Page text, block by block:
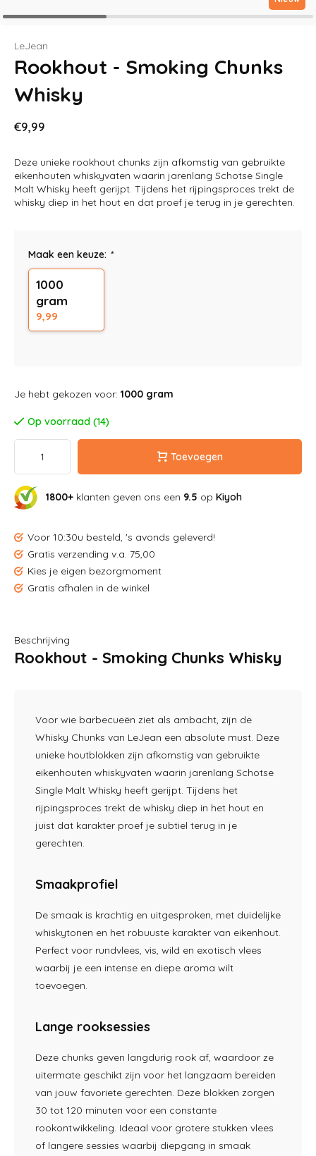
LeJean
Rookhout - Smoking Chunks
Whisky
€9,99
Deze unieke rookhout chunks zijn afkomstig van gebruikte
eikenhouten whiskyvaten waarin jarenlang Schotse Single
Malt Whisky heeft gerijpt. Tijdens het rijpingsproces trekt de
whisky diep in het hout en dat proef je terug in je gerechten.
Maak een keuze: *
1000
gram
9,99
Je hebt gekozen voor: 1000 gram
Op voorraad (14)
Toevoegen
1800+ klanten geven ons een 9.5 op Kiyoh
Voor 10:30u besteld, 's avonds geleverd!
Gratis verzending v.a. 75,00
Kies je eigen bezorgmoment
Gratis afhalen in de winkel
Beschrijving
Rookhout - Smoking Chunks Whisky
Voor wie barbecueën ziet als ambacht, zijn de
Whisky Chunks van LeJean een absolute must. Deze
unieke houtblokken zijn afkomstig van gebruikte
eikenhouten whiskyvaten waarin jarenlang Schotse
Single Malt Whisky heeft gerijpt. Tijdens het
rijpingsproces trekt de whisky diep in het hout en
juist dat karakter proef je subtiel terug in je
gerechten.
Smaakprofiel
De smaak is krachtig en uitgesproken, met duidelijke
whiskytonen en het robuuste karakter van eikenhout.
Perfect voor rundvlees, vis, wild en exotisch vlees
waarbij je een intense en diepe aroma wilt
toevoegen.
Lange rooksessies
Deze chunks geven langdurig rook af, waardoor ze
uitermate geschikt zijn voor het langzaam bereiden
van jouw favoriete gerechten. Deze blokken zorgen
30 tot 120 minuten voor een constante
rookontwikkeling. Ideaal voor grotere stukken vlees
of langere sessies waarbij diepgang in smaak